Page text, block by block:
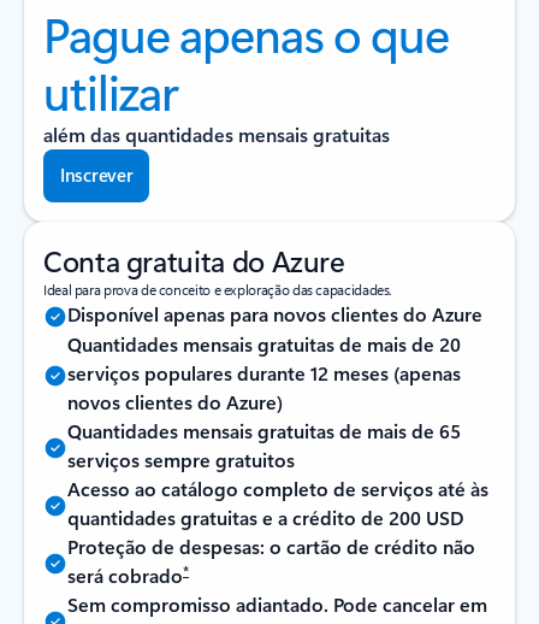
Pague apenas o que
utilizar
além das quantidades mensais gratuitas
Inscrever
Conta gratuita do Azure
Ideal para prova de conceito e exploração das capacidades.
Disponível apenas para novos clientes do Azure
Quantidades mensais gratuitas de mais de 20
serviços populares durante 12 meses (apenas
novos clientes do Azure)
Quantidades mensais gratuitas de mais de 65
serviços sempre gratuitos
Acesso ao catálogo completo de serviços até às
quantidades gratuitas e a crédito de 200 USD
Proteção de despesas: o cartão de crédito não
será cobrado*
Sem compromisso adiantado. Pode cancelar em